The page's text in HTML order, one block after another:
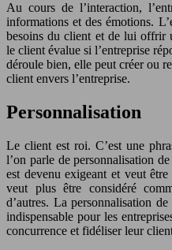
Au cours de l’interaction,
informations et des émotions.
besoins du client et de lui offrir
le client évalue si l’entreprise
déroule bien, elle peut créer ou
client envers l’entreprise.
Personnalisation
Le client est roi. C’est une
l’on parle de personnalisation
est devenu exigeant et veut
veut plus être considéré
d’autres. La personnalisation
indispensable pour les
concurrence et fidéliser leur